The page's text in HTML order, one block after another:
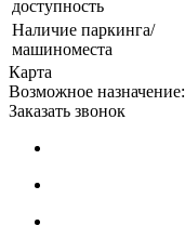
доступность
Наличие паркинга/
машиноместа
Карта
Возможное назначение:
Заказать звонок